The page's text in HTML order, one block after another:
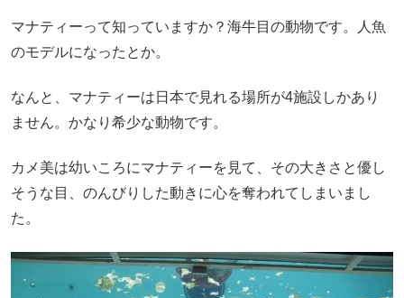
マナティーって知っていますか？海牛目の動物です。人魚
のモデルになったとか。
なんと、マナティーは日本で見れる場所が4施設しかあり
ません。かなり希少な動物です。
カメ美は幼いころにマナティーを見て、その大きさと優し
そうな目、のんびりした動きに心を奪われてしまいまし
た。